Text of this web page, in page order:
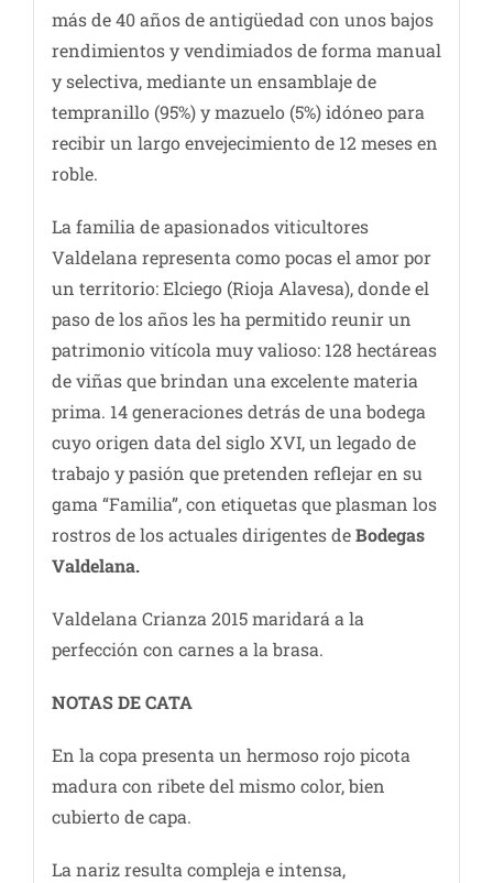
más de 40 años de antigüedad con unos bajos
rendimientos y vendimiados de forma manual
y selectiva, mediante un ensamblaje de
tempranillo (95%) y mazuelo (5%) idóneo para
recibir un largo envejecimiento de 12 meses en
roble.
La familia de apasionados viticultores
Valdelana representa como pocas el amor por
un territorio: Elciego (Rioja Alavesa), donde el
paso de los años les ha permitido reunir un
patrimonio vitícola muy valioso: 128 hectáreas
de viñas que brindan una excelente materia
prima. 14 generaciones detrás de una bodega
cuyo origen data del siglo XVI, un legado de
trabajo y pasión que pretenden reflejar en su
gama “Familia”, con etiquetas que plasman los
rostros de los actuales dirigentes deBodegas
Valdelana.
Valdelana Crianza 2015 maridará a la
perfección con carnes a la brasa.
NOTAS DE CATA
En la copa presenta un hermoso rojo picota
madura con ribete del mismo color, bien
cubierto de capa.
La nariz resulta compleja e intensa,